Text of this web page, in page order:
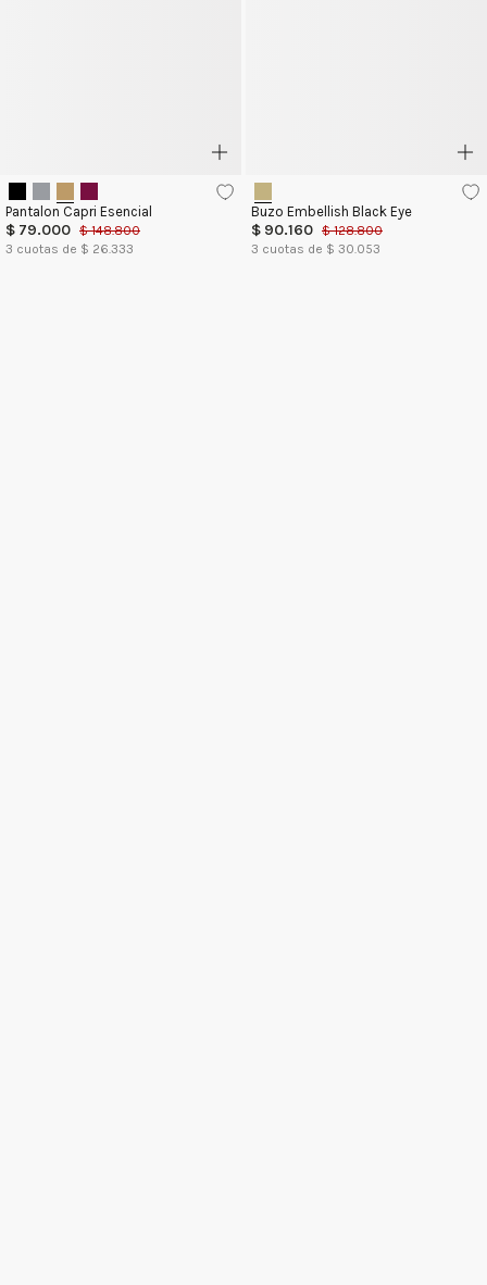
Pantalon Capri Esencial
$ 79.000 $ 148.800
3 cuotas de $ 26.333
Buzo Embellish Black Eye
$ 90.160 $ 128.800
3 cuotas de $ 30.053